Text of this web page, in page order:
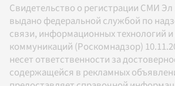
Свидетельство о регистрации СМИ
выдано федеральной службой по
связи, информационных технологий
коммуникаций (Роскомнадзор)
несет ответственности за
содержащейся в рекламных